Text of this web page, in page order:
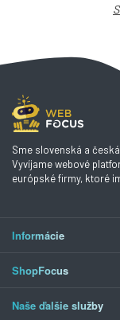
Sme slovenská a
Vyvíjame webové
európské firmy, ktoré
Informácie
ShopFocus
Naše ďalšie služby